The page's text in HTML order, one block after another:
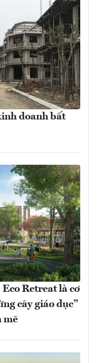
doanh bất
Retreat là cơ
cây giáo dục”
mẽ